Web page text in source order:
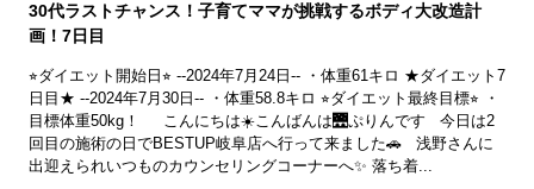
30代ラストチャンス！子育てママが挑戦するボディ大改造計
画！7日目
⭐︎ダイエット開始日⭐︎ --2024年7月24日-- ・体重61キロ ★ダイエット7
日目★ --2024年7月30日-- ・体重58.8キロ ⭐︎ダイエット最終目標⭐︎ ・
目標体重50kg！ こんにちは☀️こんばんは🌉ぷりんです 今日は2
回目の施術の日でBESTUP岐阜店へ行って来ました🚗 浅野さんに
出迎えられいつものカウンセリングコーナーへ✨ 落ち着...